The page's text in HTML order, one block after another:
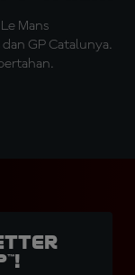
Mans
GP Catalunya.